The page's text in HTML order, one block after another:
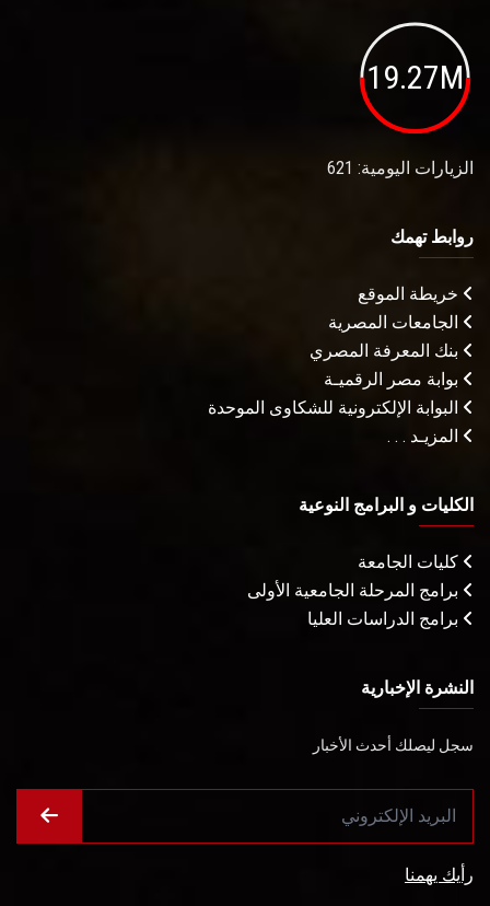
19.27M
الزيارات اليومية: 621
روابط تهمك
خريطة الموقع
الجامعات المصرية
بنك المعرفة المصري
بوابة مصر الرقميـة
البوابة الإلكترونية للشكاوى الموحدة
المزيـد . . .
الكليات و البرامج النوعية
كليات الجامعة
برامج المرحلة الجامعية الأولى
برامج الدراسات العليا
النشرة الإخبارية
سجل ليصلك أحدث الأخبار
رأيك يهمنا